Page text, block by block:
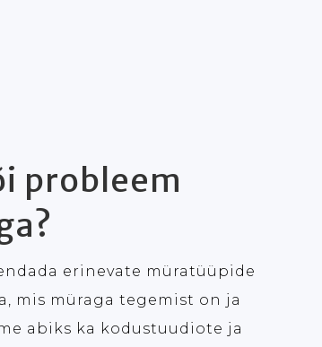
probleem
erinevate müratüüpide
mis müraga tegemist on ja
abiks ka kodustuudiote ja